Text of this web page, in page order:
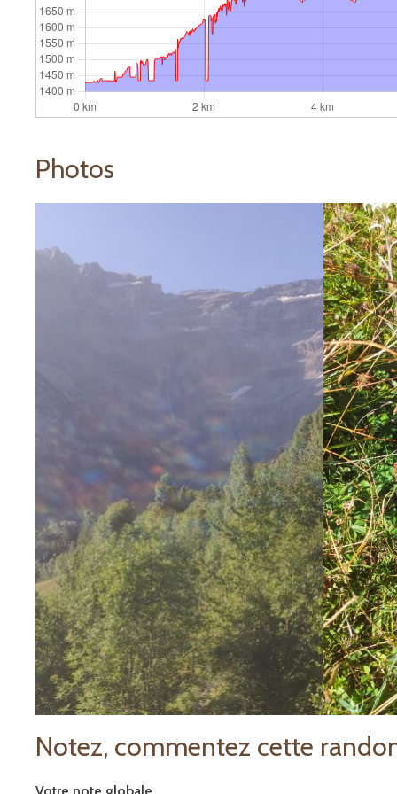
Photos
Notez, commentez cette